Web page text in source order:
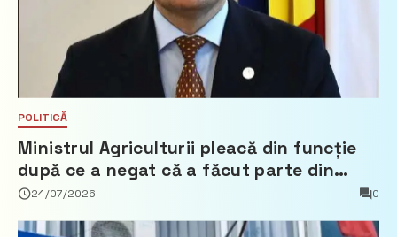
POLITICĂ
Ministrul Agriculturii pleacă din funcție
după ce a negat că a făcut parte din
Partidul Democrat
24/07/2026 0